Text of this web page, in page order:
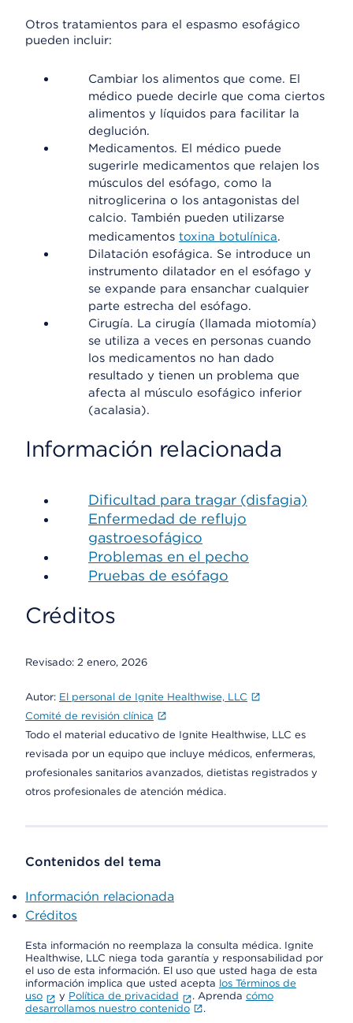
Otros tratamientos para el espasmo esofágico
pueden incluir:
Cambiar los alimentos que come. El
médico puede decirle que coma ciertos
alimentos y líquidos para facilitar la
deglución.
Medicamentos. El médico puede
sugerirle medicamentos que relajen los
músculos del esófago, como la
nitroglicerina o los antagonistas del
calcio. También pueden utilizarse
medicamentos toxina botulínica.
Dilatación esofágica. Se introduce un
instrumento dilatador en el esófago y
se expande para ensanchar cualquier
parte estrecha del esófago.
Cirugía. La cirugía (llamada miotomía)
se utiliza a veces en personas cuando
los medicamentos no han dado
resultado y tienen un problema que
afecta al músculo esofágico inferior
(acalasia).
Información relacionada
Dificultad para tragar (disfagia)
Enfermedad de reflujo
gastroesofágico
Problemas en el pecho
Pruebas de esófago
Créditos
Revisado: 2 enero, 2026
Autor: El personal de Ignite Healthwise, LLC
Comité de revisión clínica
Todo el material educativo de Ignite Healthwise, LLC es
revisada por un equipo que incluye médicos, enfermeras,
profesionales sanitarios avanzados, dietistas registrados y
otros profesionales de atención médica.
Contenidos del tema
Información relacionada
Créditos
Esta información no reemplaza la consulta médica. Ignite
Healthwise, LLC niega toda garantía y responsabilidad por
el uso de esta información. El uso que usted haga de esta
información implica que usted acepta los Términos de
uso
y Política de privacidad . Aprenda cómo
desarrollamos nuestro contenido
.